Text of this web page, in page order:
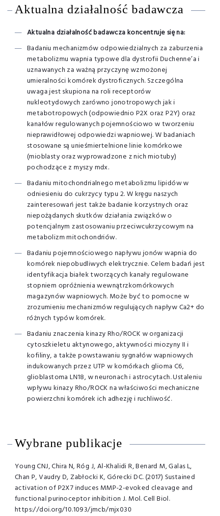
Aktualna działalność badawcza
Aktualna działalność badawcza koncentruje się na:
Badaniu mechanizmów odpowiedzialnych za zaburzenia
metabolizmu wapnia typowe dla dystrofii Duchenne’a i
uznawanych za ważną przyczynę wzmożonej
umieralności komórek dystroficznych. Szczególna
uwaga jest skupiona na roli receptorów
nukleotydowych zarówno jonotropowych jak i
metabotropowych (odpowiednio P2X oraz P2Y) oraz
kanałów regulowanych pojemnościowo w tworzeniu
nieprawidłowej odpowiedzi wapniowej. W badaniach
stosowane są unieśmiertelnione linie komórkowe
(mioblasty oraz wyprowadzone z nich miotuby)
pochodzące z myszy mdx.
Badaniu mitochondrialnego metabolizmu lipidów w
odniesieniu do cukrzycy typu 2. W kręgu naszych
zainteresowań jest także badanie korzystnych oraz
niepożądanych skutków działania związków o
potencjalnym zastosowaniu przeciwcukrzycowym na
metabolizm mitochondriów.
Badaniu pojemnościowego napływu jonów wapnia do
komórek niepobudliwych elektrycznie. Celem badań jest
identyfikacja białek tworzących kanały regulowane
stopniem opróżnienia wewnątrzkomórkowych
magazynów wapniowych. Może być to pomocne w
zrozumieniu mechanizmów regulujących napływ Ca2+ do
różnych typów komórek.
Badaniu znaczenia kinazy Rho/ROCK w organizacji
cytoszkieletu aktynowego, aktywności miozyny II i
kofiliny, a także powstawaniu sygnałów wapniowych
indukowanych przezUTP w komórkach glioma C6,
glioblastoma LN18, w neuronach i astrocytach. Ustaleniu
wpływu kinazy Rho/ROCK na właściwości mechaniczne
powierzchni komórek ich adhezję i ruchliwość.
Wybrane publikacje
Young CNJ, Chira N, Róg J, Al-Khalidi R, Benard M, Galas L,
Chan P, Vaudry D, Zabłocki K, Górecki DC. (2017) Sustained
activation of P2X7 induces MMP-2-evoked cleavage and
functional purinoceptor inhibition J. Mol. Cell Biol.
https://doi.org/10.1093/jmcb/mjx030